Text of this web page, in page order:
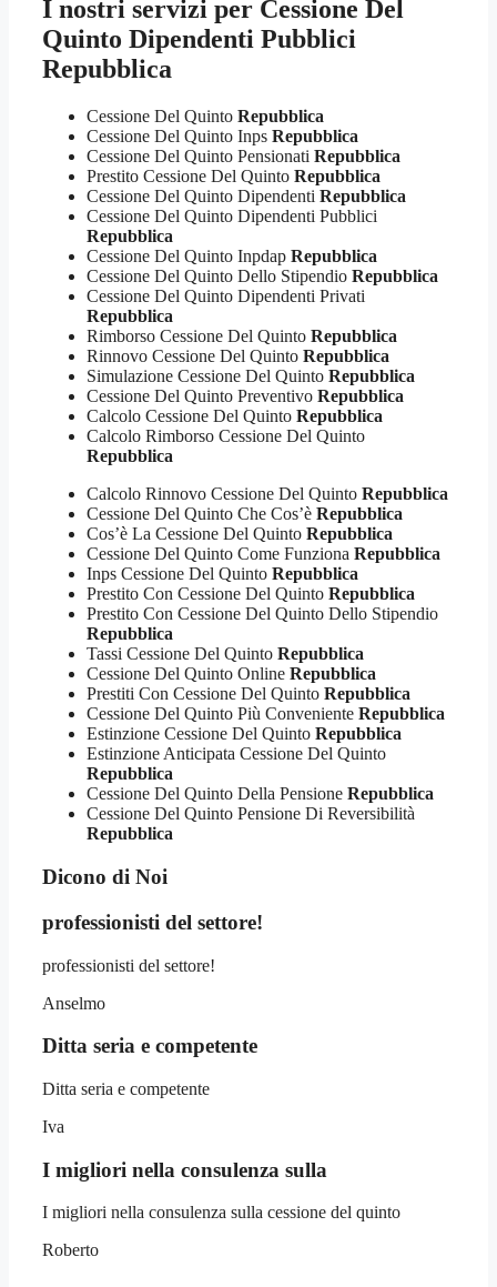
I nostri servizi per Cessione Del
Quinto Dipendenti Pubblici
Repubblica
Cessione Del Quinto Repubblica
Cessione Del Quinto Inps Repubblica
Cessione Del Quinto Pensionati Repubblica
Prestito Cessione Del Quinto Repubblica
Cessione Del Quinto Dipendenti Repubblica
Cessione Del Quinto Dipendenti Pubblici
Repubblica
Cessione Del Quinto Inpdap Repubblica
Cessione Del Quinto Dello Stipendio Repubblica
Cessione Del Quinto Dipendenti Privati
Repubblica
Rimborso Cessione Del Quinto Repubblica
Rinnovo Cessione Del Quinto Repubblica
Simulazione Cessione Del Quinto Repubblica
Cessione Del Quinto Preventivo Repubblica
Calcolo Cessione Del Quinto Repubblica
Calcolo Rimborso Cessione Del Quinto
Repubblica
Calcolo Rinnovo Cessione Del Quinto Repubblica
Cessione Del Quinto Che Cos’è Repubblica
Cos’è La Cessione Del Quinto Repubblica
Cessione Del Quinto Come Funziona Repubblica
Inps Cessione Del Quinto Repubblica
Prestito Con Cessione Del Quinto Repubblica
Prestito Con Cessione Del Quinto Dello Stipendio
Repubblica
Tassi Cessione Del Quinto Repubblica
Cessione Del Quinto Online Repubblica
Prestiti Con Cessione Del Quinto Repubblica
Cessione Del Quinto Più Conveniente Repubblica
Estinzione Cessione Del Quinto Repubblica
Estinzione Anticipata Cessione Del Quinto
Repubblica
Cessione Del Quinto Della Pensione Repubblica
Cessione Del Quinto Pensione Di Reversibilità
Repubblica
Dicono di Noi
professionisti del settore!
professionisti del settore!
Anselmo
Ditta seria e competente
Ditta seria e competente
Iva
I migliori nella consulenza sulla
I migliori nella consulenza sulla cessione del quinto
Roberto